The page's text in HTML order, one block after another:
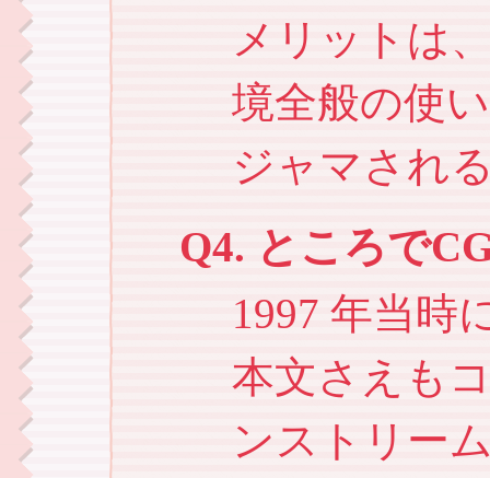
メリットは
境全般の使
ジャマされ
Q4. ところで
1997 年当時
本文さえも
ンストリー